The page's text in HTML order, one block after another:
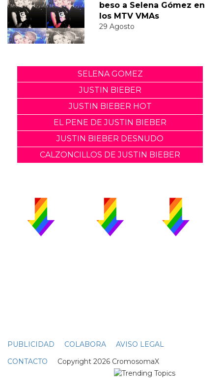
beso a Selena Gómez en
los MTV VMAs
29 Agosto
SELENA GOMEZ
JUSTIN BIEBER
JUSTIN BIEBER HOT
EL PENE DE JUSTIN BIEBER
JUSTIN BIEBER DESNUDO
CALZONCILLOS DE JUSTIN BIEBER
PUBLICIDAD COLABORA
AVISO LEGAL
CONTACTO Copyright 2026 CromosomaX